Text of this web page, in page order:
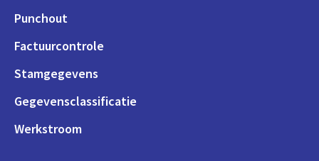
Punchout
Factuurcontrole
Stamgegevens
Gegevensclassificatie
Werkstroom